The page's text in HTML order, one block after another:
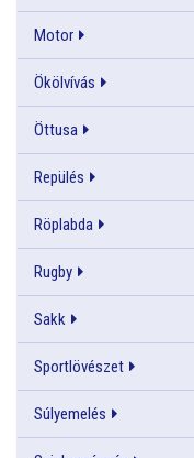
Motor
Ökölvívás
Öttusa
Repülés
Röplabda
Rugby
Sakk
Sportlövészet
Súlyemelés